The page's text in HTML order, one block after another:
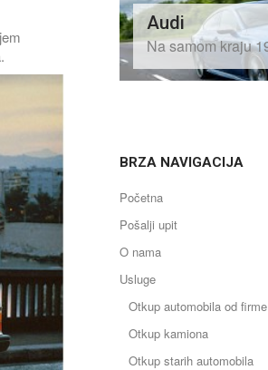
samom kraju 19 - og veka...
BRZA NAVIGACIJA
Početna
Pošalji upit
O nama
Usluge
Otkup automobila od firme
Otkup kamiona
Otkup starih automobila